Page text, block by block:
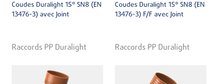
Coudes Duralight 15° SN8 (EN
13476-3) avec Joint
Raccords PP Duralight
Coudes Duralight 15° SN8 (EN
13476-3) F/F avec Joint
Raccords PP Duralight